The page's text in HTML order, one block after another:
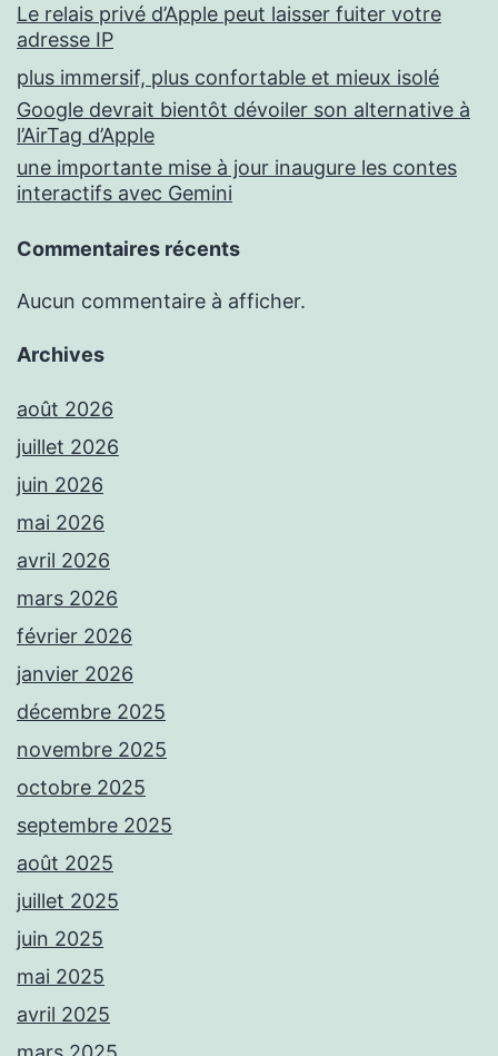
Le relais privé d’Apple peut laisser fuiter votre
adresse IP
plus immersif, plus confortable et mieux isolé
Google devrait bientôt dévoiler son alternative à
l’AirTag d’Apple
une importante mise à jour inaugure les contes
interactifs avec Gemini
Commentaires récents
Aucun commentaire à afficher.
Archives
août 2026
juillet 2026
juin 2026
mai 2026
avril 2026
mars 2026
février 2026
janvier 2026
décembre 2025
novembre 2025
octobre 2025
septembre 2025
août 2025
juillet 2025
juin 2025
mai 2025
avril 2025